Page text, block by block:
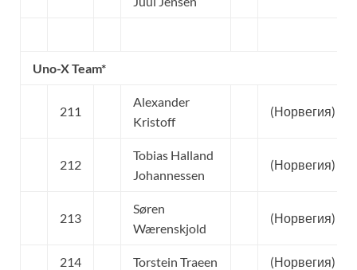
Uno-X Team*
211
Alexander
Kristoff
(Норвегия)
212
Tobias Halland
Johannessen
(Норвегия)
213
Søren
Wærenskjold
(Норвегия)
214 Torstein Traeen (Норвегия)